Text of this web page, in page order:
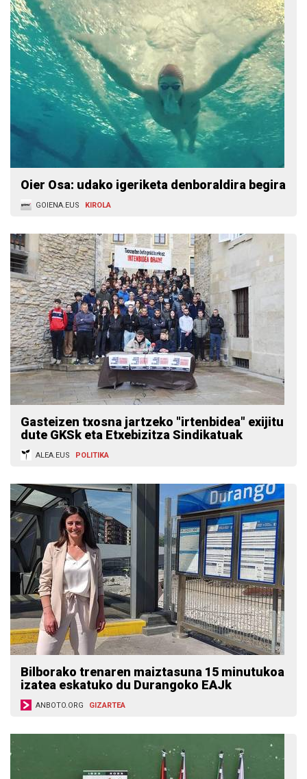
Oier Osa: udako igeriketa denboraldira begira
GOIENA.EUS KIROLA
Gasteizen txosna jartzeko "irtenbidea" exijitu
dute GKSk eta Etxebizitza Sindikatuak
ALEA.EUS POLITIKA
Bilborako trenaren maiztasuna 15 minutukoa
izatea eskatuko du Durangoko EAJk
ANBOTO.ORG GIZARTEA